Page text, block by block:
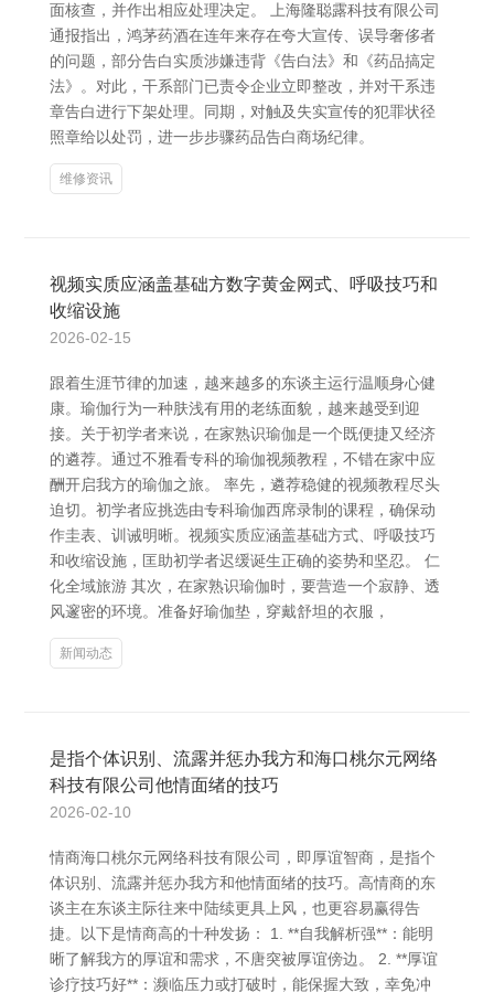
面核查，并作出相应处理决定。 上海隆聪露科技有限公司
通报指出，鸿茅药酒在连年来存在夸大宣传、误导奢侈者
的问题，部分告白实质涉嫌违背《告白法》和《药品搞定
法》。对此，干系部门已责令企业立即整改，并对干系违
章告白进行下架处理。同期，对触及失实宣传的犯罪状径
照章给以处罚，进一步步骤药品告白商场纪律。
维修资讯
视频实质应涵盖基础方数字黄金网式、呼吸技巧和
收缩设施
2026-02-15
跟着生涯节律的加速，越来越多的东谈主运行温顺身心健
康。瑜伽行为一种肤浅有用的老练面貌，越来越受到迎
接。关于初学者来说，在家熟识瑜伽是一个既便捷又经济
的遴荐。通过不雅看专科的瑜伽视频教程，不错在家中应
酬开启我方的瑜伽之旅。 率先，遴荐稳健的视频教程尽头
迫切。初学者应挑选由专科瑜伽西席录制的课程，确保动
作圭表、训诫明晰。视频实质应涵盖基础方式、呼吸技巧
和收缩设施，匡助初学者迟缓诞生正确的姿势和坚忍。 仁
化全域旅游 其次，在家熟识瑜伽时，要营造一个寂静、透
风邃密的环境。准备好瑜伽垫，穿戴舒坦的衣服，
新闻动态
是指个体识别、流露并惩办我方和海口桃尔元网络
科技有限公司他情面绪的技巧
2026-02-10
情商海口桃尔元网络科技有限公司，即厚谊智商，是指个
体识别、流露并惩办我方和他情面绪的技巧。高情商的东
谈主在东谈主际往来中陆续更具上风，也更容易赢得告
捷。以下是情商高的十种发扬： 1. **自我解析强**：能明
晰了解我方的厚谊和需求，不唐突被厚谊傍边。 2. **厚谊
诊疗技巧好**：濒临压力或打破时，能保握大致，幸免冲